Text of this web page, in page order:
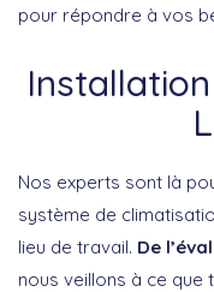
pour répondre à vos
Nos experts sont là
système de
lieu de travail. De
nous veillons à ce